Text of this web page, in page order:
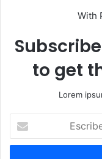
With
to get
Lorem
correo